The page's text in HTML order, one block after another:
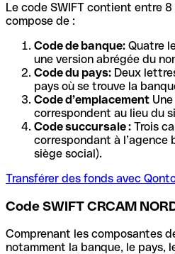
Le code SWIFT contient entre
compose de :
Code de banque: Quatre
une version abrégée du
Code du pays: Deux
pays où se trouve la
Code d’emplacement
correspondent au lieu du
Code succursale : Trois
correspondant à l’agence
siège social).
Transférer des fonds avec
Code SWIFT CRCAM
Comprenant les composantes
notamment la banque, le pays,